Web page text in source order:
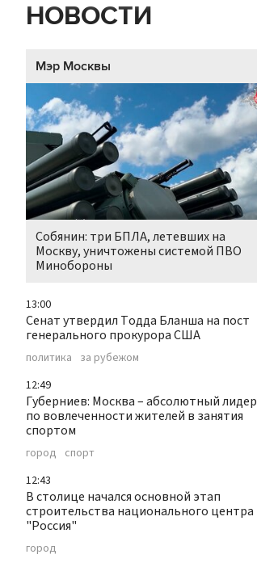
НОВОСТИ
Мэр Москвы
Собянин: три БПЛА, летевших на
Москву, уничтожены системой ПВО
Минобороны
13:00
Сенат утвердил Тодда Бланша на пост
генерального прокурора США
политика за рубежом
12:49
Губерниев: Москва – абсолютный лидер
по вовлеченности жителей в занятия
спортом
город спорт
12:43
В столице начался основной этап
строительства национального центра
"Россия"
город